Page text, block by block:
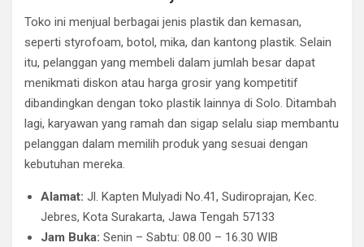
Toko ini menjual berbagai jenis plastik dan kemasan,
seperti styrofoam, botol, mika, dan kantong plastik. Selain
itu, pelanggan yang membeli dalam jumlah besar dapat
menikmati diskon atau harga grosir yang kompetitif
dibandingkan dengan toko plastik lainnya di Solo. Ditambah
lagi, karyawan yang ramah dan sigap selalu siap membantu
pelanggan dalam memilih produk yang sesuai dengan
kebutuhan mereka.
Alamat: Jl. Kapten Mulyadi No.41, Sudiroprajan, Kec.
Jebres, Kota Surakarta, Jawa Tengah 57133
Jam Buka: Senin – Sabtu: 08.00 – 16.30 WIB